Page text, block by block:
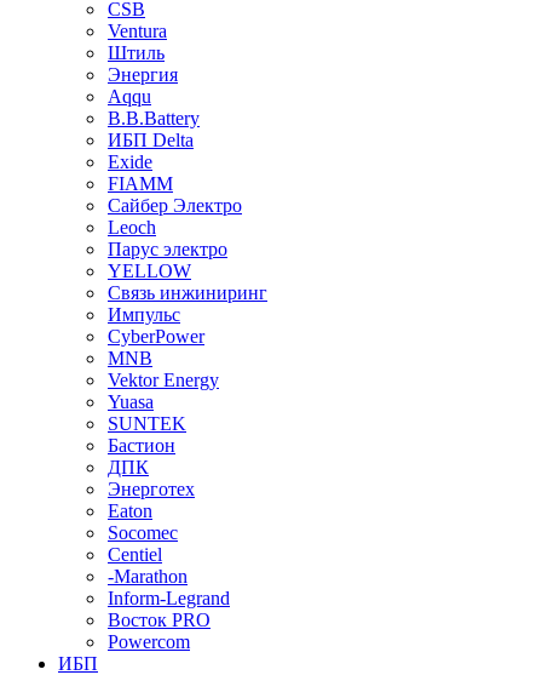
CSB
Ventura
Штиль
Энергия
Aqqu
B.B.Bаttery
ИБП Delta
Exide
FIAMM
Сайбер Электро
Leoch
Парус электро
YELLOW
Связь инжиниринг
Импульс
CyberPower
MNB
Vektor Energy
Yuasa
SUNTEK
Бастион
ДПК
Энерготех
Eaton
Socomec
Centiel
-Marathon
Inform-Legrand
Восток PRO
Powercom
ИБП